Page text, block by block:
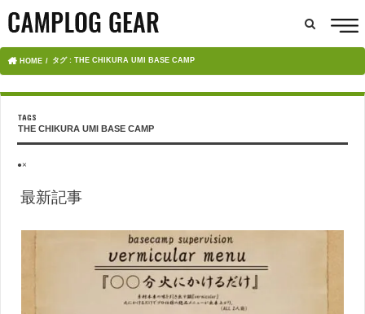
HOME タグ : THE CHIKURA UMI BASE CAMP
THE CHIKURA UMI BASE CAMP
●×
最新記事